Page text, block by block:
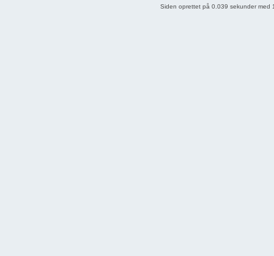
Siden oprettet på 0.039 sekunder med